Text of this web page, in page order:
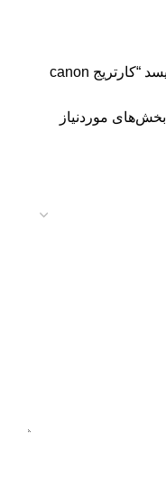
اولین کسی باشید که دیدگاهی می نویسد “کارتریج canon
بخش‌های موردنیاز